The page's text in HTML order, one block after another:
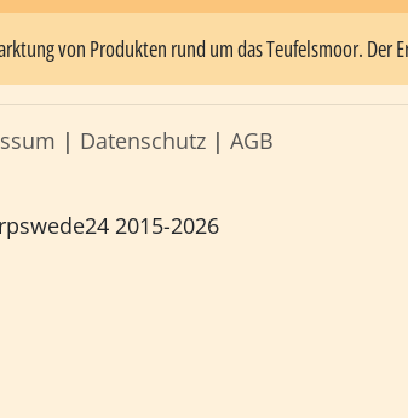
von Produkten rund um das Teufelsmoor.
| Datenschutz | AGB
2015-2026